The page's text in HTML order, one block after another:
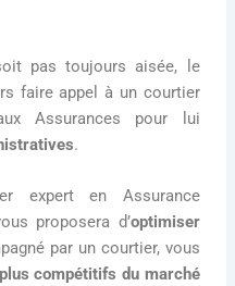
pas toujours aisée, le
faire appel à un courtier
Assurances pour lui
.
expert en Assurance
proposera d’optimiser
par un courtier, vous
compétitifs du marché